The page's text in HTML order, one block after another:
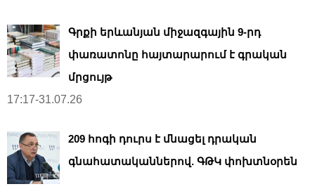
Գրքի երևանյան միջազգային 9-րդ
փառատոնը հայտարարում է գրական
մրցույթ
17:17-31.07.26
209 հոգի դուրս է մնացել դրական
գնահատականներով. ԳԹԿ փոխտնօրեն